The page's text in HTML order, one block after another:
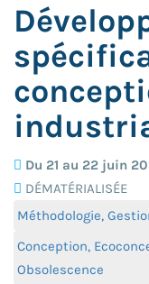
Du 21 au 22 juin
DÉMATÉRIALISÉE
Méthodologie,
Conception,
Obsolescence